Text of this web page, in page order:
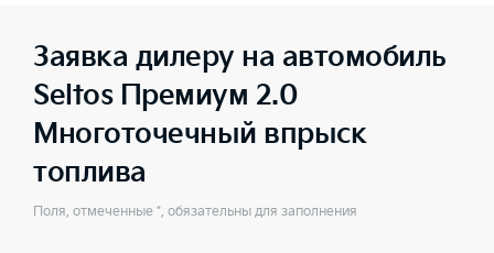
Заявка дилеру на автомобиль
Seltos Премиум 2.0
Многоточечный впрыск
топлива
Поля, отмеченные *, обязательны для заполнения